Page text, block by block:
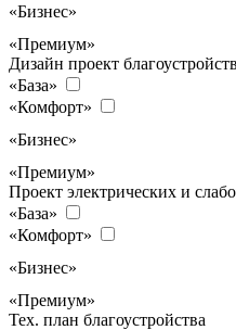
«Бизнес»
«Премиум»
Дизайн проект
«База»
«Комфорт»
«Бизнес»
«Премиум»
Проект электрических и
«База»
«Комфорт»
«Бизнес»
«Премиум»
Тех. план благоустройства